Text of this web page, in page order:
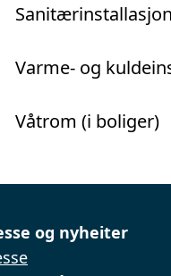
Varme- og
Våtrom (i boliger)
og nyheiter